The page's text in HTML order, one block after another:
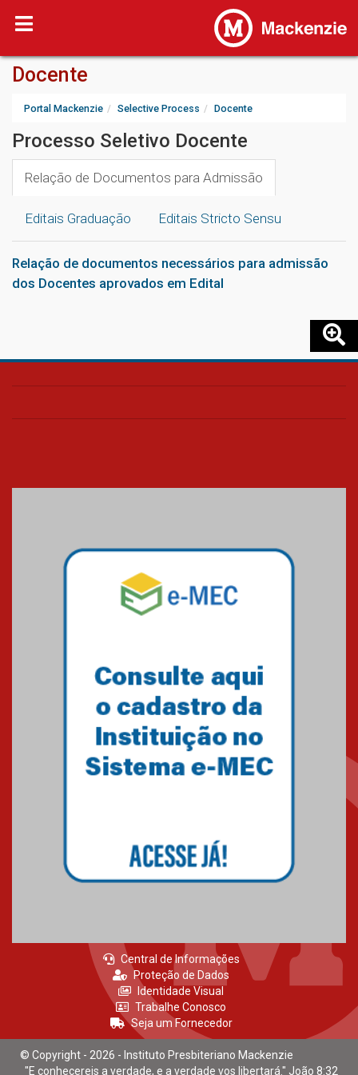
Docente
Portal Mackenzie Selective Process Docente
Processo Seletivo Docente
Relação de Documentos para Admissão
Editais Graduação Editais Stricto Sensu
Relação de documentos necessários para admissão
dos Docentes aprovados em Edital
Central de Informações
Proteção de Dados
Identidade Visual
Trabalhe Conosco
Seja um Fornecedor
© Copyright - 2026 - Instituto Presbiteriano Mackenzie
"E conhecereis a verdade, e a verdade vos libertará." João 8:32